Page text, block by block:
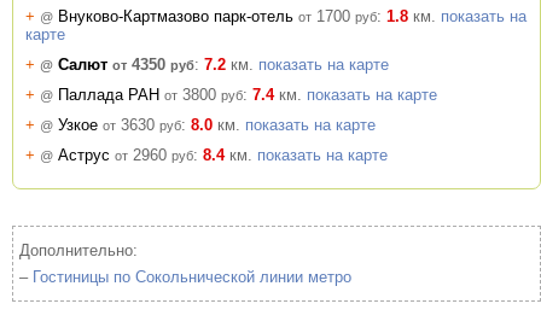
+ @ Внуково-Картмазово парк-отель от 1700 руб: 1.8 км. показать на
карте
+ @ Салют от 4350 руб: 7.2 км. показать на карте
+ @ Паллада РАН от 3800 руб: 7.4км. показать на карте
+ @ Узкое от 3630 руб: 8.0 км. показать на карте
+ @ Аструс от 2960 руб: 8.4км. показать на карте
Дополнительно:
– Гостиницы по Сокольнической линии метро